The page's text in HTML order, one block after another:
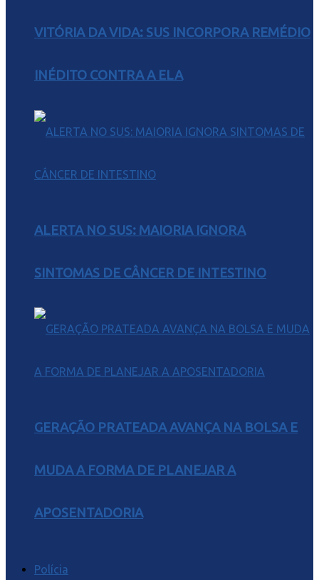
VITÓRIA DA VIDA: SUS INCORPORA REMÉDIO
INÉDITO CONTRA A ELA
ALERTA NO SUS: MAIORIA IGNORA
SINTOMAS DE CÂNCER DE INTESTINO
GERAÇÃO PRATEADA AVANÇA NA BOLSA E
MUDA A FORMA DE PLANEJAR A
APOSENTADORIA
Polícia